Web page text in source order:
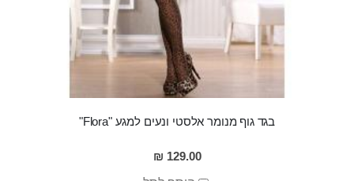
בגד גוף מנומר אלסטי ונעים למגע "Flora"
129.00 ₪